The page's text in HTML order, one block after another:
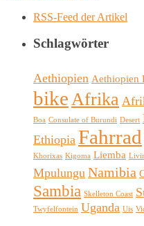
RSS-Feed der Artikel
Schlagwörter
Aethiopien Aethiopien
bikeAfrika
Boa Consulate of Burundi Desert
Ethiopia Fahrrad
Khorixas Kigoma Liemba
Mpulungu Namibia
Sambia Skelleton Coast
Twyfelfontein Uganda Uis